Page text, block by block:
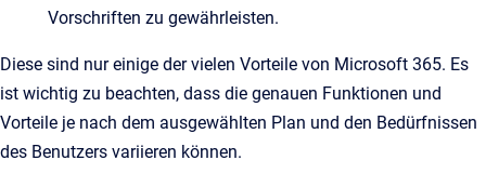
Vorschriften zu gewährleisten.
Diese sind nur einige der vielen Vorteile von Microsoft 365. Es
ist wichtig zu beachten, dass die genauen Funktionen und
Vorteile je nach dem ausgewählten Plan und den Bedürfnissen
des Benutzers variieren können.